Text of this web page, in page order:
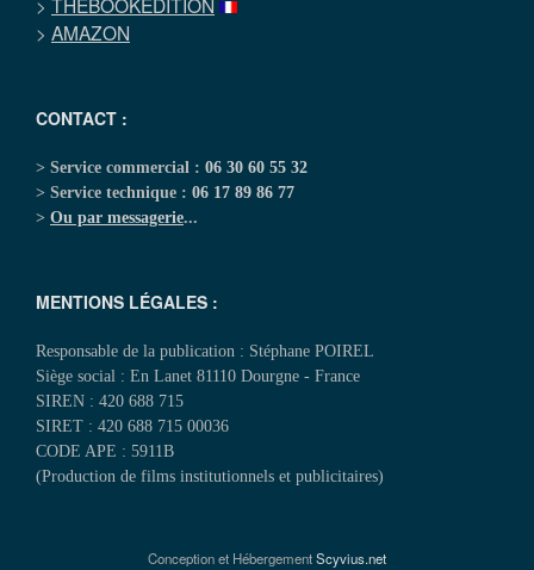
> AMAZON
CONTACT :
> Service commercial : 06 30 60 55 32
> Service technique : 06 17 89 86 77
> Ou par messagerie...
MENTIONS LÉGALES :
Responsable de la publication : Stéphane POIREL
Siège social : En Lanet 81110 Dourgne - France
SIREN : 420 688 715
SIRET : 420 688 715 00036
CODE APE : 5911B
(Production de films institutionnels et publicitaires)
Conception et HébergementScyvius.net